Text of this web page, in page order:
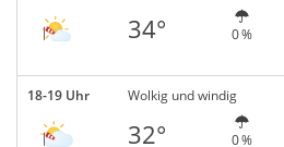
34° 0 %
18-19 Uhr Wolkig und windig
32° 0 %